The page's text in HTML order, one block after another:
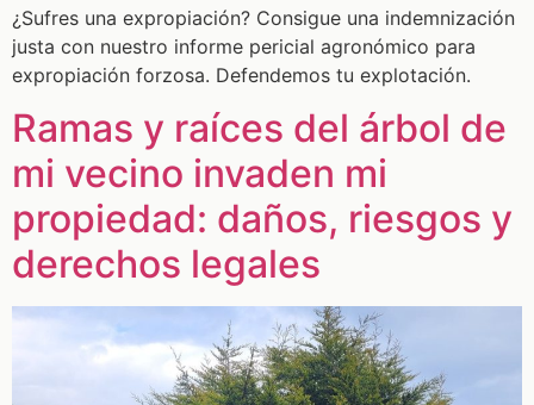
¿Sufres una expropiación? Consigue una indemnización
justa con nuestro informe pericial agronómico para
expropiación forzosa. Defendemos tu explotación.
Ramas y raíces del árbol de
mi vecino invaden mi
propiedad: daños, riesgos y
derechos legales